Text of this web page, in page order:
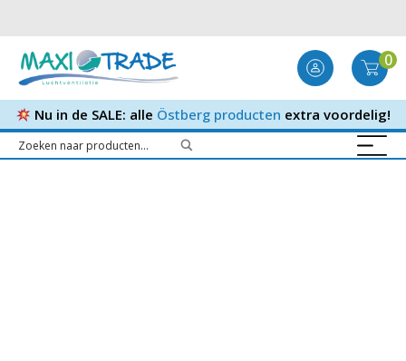
0
Nu in de SALE: alle Östberg producten extra voordelig!